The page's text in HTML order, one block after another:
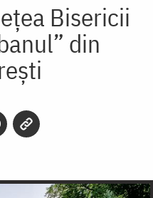
Bisericii
din